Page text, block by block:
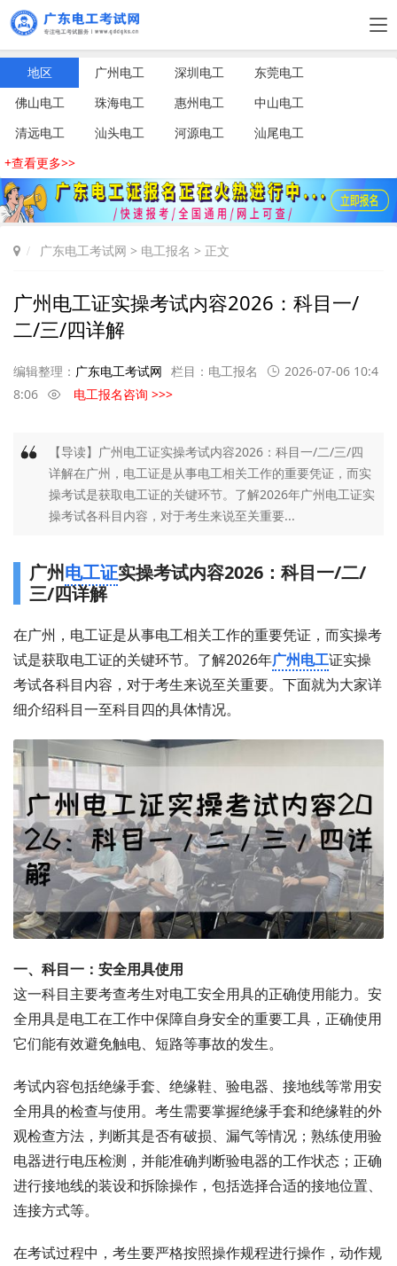
地区 广州电工 深圳电工
东莞电工
佛山电工
珠海电工 惠州电工
中山电工
清远电工
汕头电工 河源电工
汕尾电工
+查看更多>>
广东电工考试网 > 电工报名 > 正文
广州电工证实操考试内容2026：科目一/
二/三/四详解
编辑整理： 广东电工考试网 栏目： 电工报名
2026-07-06 10:4
8:06
电工报名咨询 >>>
【导读】广州电工证实操考试内容2026：科目一/二/三/四
详解在广州，电工证是从事电工相关工作的重要凭证，而实
操考试是获取电工证的关键环节。了解2026年广州电工证实
操考试各科目内容，对于考生来说至关重要...
广州电工证实操考试内容2026：科目一/二/
三/四详解
在广州，电工证是从事电工相关工作的重要凭证，而实操考
试是获取电工证的关键环节。了解2026年广州电工证实操
考试各科目内容，对于考生来说至关重要。下面就为大家详
细介绍科目一至科目四的具体情况。
一、科目一：安全用具使用
这一科目主要考查考生对电工安全用具的正确使用能力。安
全用具是电工在工作中保障自身安全的重要工具，正确使用
它们能有效避免触电、短路等事故的发生。
考试内容包括绝缘手套、绝缘鞋、验电器、接地线等常用安
全用具的检查与使用。考生需要掌握绝缘手套和绝缘鞋的外
观检查方法，判断其是否有破损、漏气等情况；熟练使用验
电器进行电压检测，并能准确判断验电器的工作状态；正确
进行接地线的装设和拆除操作，包括选择合适的接地位置、
连接方式等。
在考试过程中，考生要严格按照操作规程进行操作，动作规